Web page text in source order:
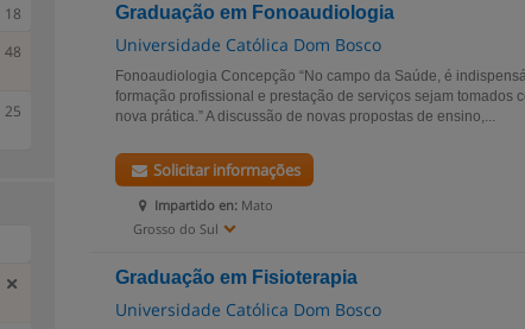
Graduação em Fonoaudiologia
Universidade Católica Dom Bosco
Fonoaudiologia Concepção “No campo da Saúde, é
formação profissional e prestação de serviços sejam tomados
nova prática.” A discussão de novas propostas de ensino,...
Impartido en: Mato
Grosso do Sul
Solicitar informações
Graduação em Fisioterapia
Universidade Católica Dom Bosco
18
48
25